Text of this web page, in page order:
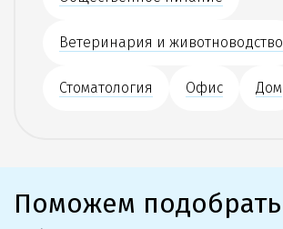
Ветеринария и животноводство
Стоматология Офис Дом
Поможем подобрать